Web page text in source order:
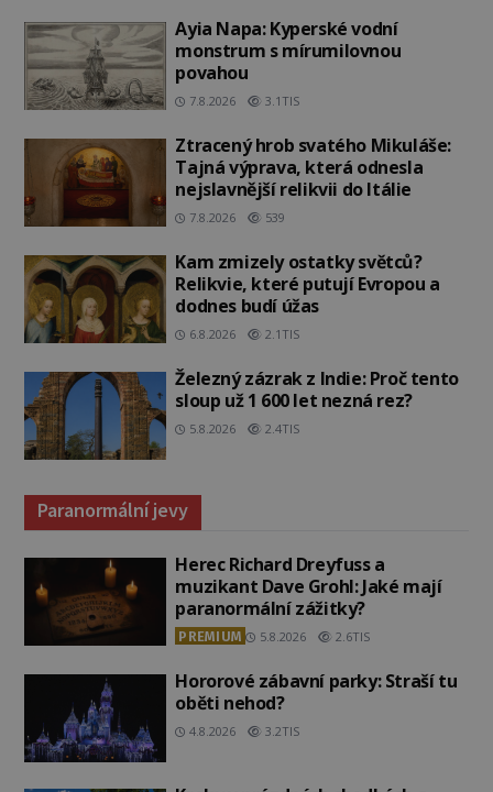
Ayia Napa: Kyperské vodní
monstrum s mírumilovnou
povahou
7.8.2026 3.1TIS
Ztracený hrob svatého Mikuláše:
Tajná výprava, která odnesla
nejslavnější relikvii do Itálie
7.8.2026 539
Kam zmizely ostatky světců?
Relikvie, které putují Evropou a
dodnes budí úžas
6.8.2026 2.1TIS
Železný zázrak z Indie: Proč tento
sloup už 1 600 let nezná rez?
5.8.2026 2.4TIS
Paranormální jevy
Herec Richard Dreyfuss a
muzikant Dave Grohl: Jaké mají
paranormální zážitky?
PREMIUM 5.8.2026 2.6TIS
Hororové zábavní parky: Straší tu
oběti nehod?
4.8.2026 3.2TIS